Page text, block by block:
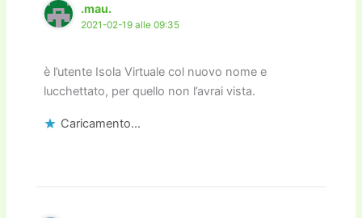
.mau.
2021-02-19 alle 09:35
è l’utente Isola Virtuale col nuovo nome e
lucchettato, per quello non l’avrai vista.
Caricamento...